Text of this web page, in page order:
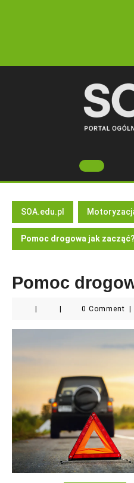
SOA.edu.pl
Pomoc drogowa jak zacząć?
Pomoc
0 Comment